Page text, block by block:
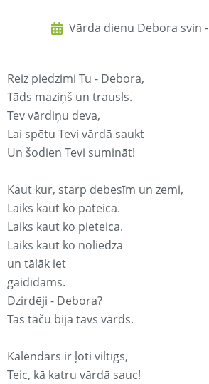
Vārda dienu Debora svin -
Reiz piedzimi Tu - Debora,
Tāds maziņš un trausls.
Tev vārdiņu deva,
Lai spētu Tevi vārdā saukt
Un šodien Tevi sumināt!
Kaut kur, starp debesīm un zemi,
Laiks kaut ko pateica.
Laiks kaut ko pieteica.
Laiks kaut ko noliedza
un tālāk iet
gaidīdams.
Dzirdēji - Debora?
Tas taču bija tavs vārds.
Kalendārs ir ļoti viltīgs,
Teic, kā katru vārdā sauc!